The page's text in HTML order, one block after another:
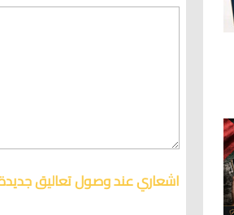
اشعاري عند وصول تعاليق